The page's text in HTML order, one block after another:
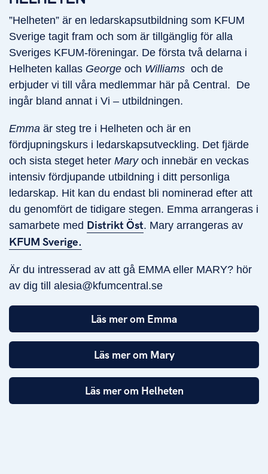
”Helheten” är en ledarskapsutbildning som KFUM
Sverige tagit fram och som är tillgänglig för alla
Sveriges KFUM-föreningar. De första två delarna i
Helheten kallas George och Williams och de
erbjuder vi till våra medlemmar här på Central. De
ingår bland annat i Vi – utbildningen.
Emma är steg tre i Helheten och är en
fördjupningskurs i ledarskapsutveckling. Det fjärde
och sista steget heter Maryoch innebär en veckas
intensiv fördjupande utbildning i ditt personliga
ledarskap. Hit kan du endast bli nominerad efter att
du genomfört de tidigare stegen. Emma arrangeras i
samarbete med Distrikt Öst. Mary arrangeras av
KFUM Sverige.
Är du intresserad av att gå EMMA eller MARY? hör
av dig till alesia@kfumcentral.se
Läs mer om Emma
Läs mer om Mary
Läs mer om Helheten